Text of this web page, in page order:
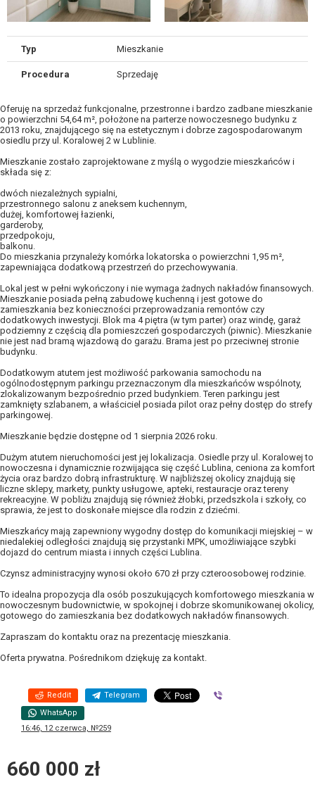
Typ Mieszkanie
Procedura Sprzedaję
Oferuję na sprzedaż funkcjonalne, przestronne i bardzo zadbane mieszkanie
o powierzchni 54,64 m², położone na parterze nowoczesnego budynku z
2013 roku, znajdującego się na estetycznym i dobrze zagospodarowanym
osiedlu przy ul. Koralowej 2 w Lublinie.
Mieszkanie zostało zaprojektowane z myślą o wygodzie mieszkańców i
składa się z:
dwóch niezależnych sypialni,
przestronnego salonu z aneksem kuchennym,
dużej, komfortowej łazienki,
garderoby,
przedpokoju,
balkonu.
Do mieszkania przynależy komórka lokatorska o powierzchni 1,95 m²,
zapewniająca dodatkową przestrzeń do przechowywania.
Lokal jest w pełni wykończony i nie wymaga żadnych nakładów finansowych.
Mieszkanie posiada pełną zabudowę kuchenną i jest gotowe do
zamieszkania bez konieczności przeprowadzania remontów czy
dodatkowych inwestycji. Blok ma 4 piętra (w tym parter) oraz windę, garaż
podziemny z częścią dla pomieszczeń gospodarczych (piwnic). Mieszkanie
nie jest nad bramą wjazdową do garażu. Brama jest po przeciwnej stronie
budynku.
Dodatkowym atutem jest możliwość parkowania samochodu na
ogólnodostępnym parkingu przeznaczonym dla mieszkańców wspólnoty,
zlokalizowanym bezpośrednio przed budynkiem. Teren parkingu jest
zamknięty szlabanem, a właściciel posiada pilot oraz pełny dostęp do strefy
parkingowej.
Mieszkanie będzie dostępne od 1 sierpnia 2026 roku.
Dużym atutem nieruchomości jest jej lokalizacja. Osiedle przy ul. Koralowej to
nowoczesna i dynamicznie rozwijająca się część Lublina, ceniona za komfort
życia oraz bardzo dobrą infrastrukturę. W najbliższej okolicy znajdują się
liczne sklepy, markety, punkty usługowe, apteki, restauracje oraz tereny
rekreacyjne. W pobliżu znajdują się również żłobki, przedszkola i szkoły, co
sprawia, że jest to doskonałe miejsce dla rodzin z dziećmi.
Mieszkańcy mają zapewniony wygodny dostęp do komunikacji miejskiej – w
niedalekiej odległości znajdują się przystanki MPK, umożliwiające szybki
dojazd do centrum miasta i innych części Lublina.
Czynsz administracyjny wynosi około 670 zł przy czteroosobowej rodzinie.
To idealna propozycja dla osób poszukujących komfortowego mieszkania w
nowoczesnym budownictwie, w spokojnej i dobrze skomunikowanej okolicy,
gotowego do zamieszkania bez dodatkowych nakładów finansowych.
Zapraszam do kontaktu oraz na prezentację mieszkania.
Oferta prywatna. Pośrednikom dziękuję za kontakt.
Reddit Telegram
WhatsApp
16:46, 12 czerwca, №259
660 000 zł